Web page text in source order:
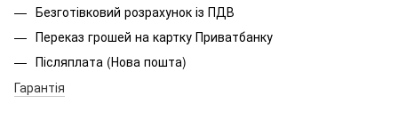
Безготівковий розрахунок із ПДВ
Переказ грошей на картку Приватбанку
Післяплата (Нова пошта)
Гарантія